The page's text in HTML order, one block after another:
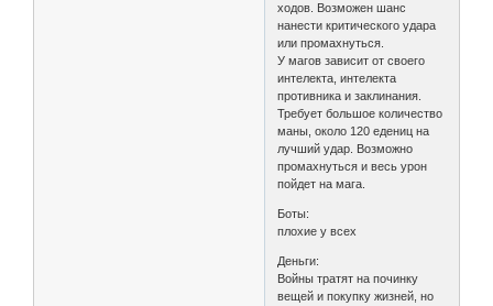
ходов. Возможен шанс
нанести критического удара
или промахнуться.
У магов зависит от своего
интелекта, интелекта
противника и заклинания.
Требует большое количество
маны, около 120 едениц на
лучший удар. Возможно
промахнуться и весь урон
пойдет на мага.
Боты:
плохие у всех
Деньги:
Войны тратят на починку
вещей и покупку жизней, но